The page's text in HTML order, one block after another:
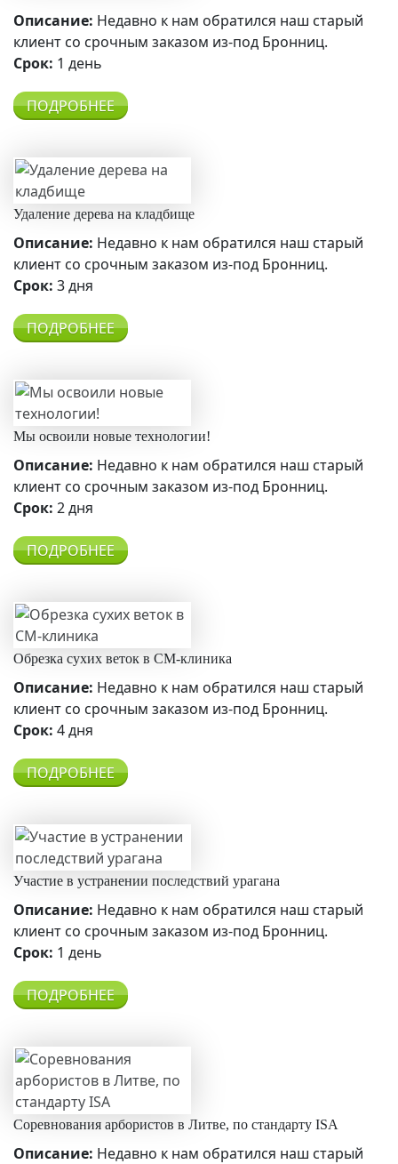
Описание: Недавно к нам обратился наш старый
клиент со срочным заказом из-под Бронниц.
Срок: 1 день
ПОДРОБНЕЕ
Удаление дерева на кладбище
Описание: Недавно к нам обратился наш старый
клиент со срочным заказом из-под Бронниц.
Срок: 3 дня
ПОДРОБНЕЕ
Мы освоили новые технологии!
Описание: Недавно к нам обратился наш старый
клиент со срочным заказом из-под Бронниц.
Срок: 2 дня
ПОДРОБНЕЕ
Обрезка сухих веток в СМ-клиника
Описание: Недавно к нам обратился наш старый
клиент со срочным заказом из-под Бронниц.
Срок: 4 дня
ПОДРОБНЕЕ
Участие в устранении последствий урагана
Описание: Недавно к нам обратился наш старый
клиент со срочным заказом из-под Бронниц.
Срок: 1 день
ПОДРОБНЕЕ
Соревнования арбористов в Литве, по стандарту ISA
Описание: Недавно к нам обратился наш старый